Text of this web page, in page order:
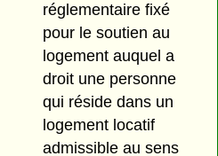
réglementaire fixé
pour le soutien au
logement auquel a
droit une personne
qui réside dans un
logement locatif
admissible au sens